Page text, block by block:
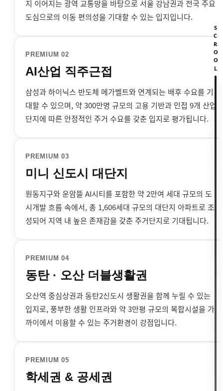
지 이어지는 광역 교통망을 바탕으로 서울 강남권과 전국 주요
도심으로의 이동 편의성을 기대할 수 있는 입지입니다.
PREMIUM 02
AI산업 직주근접
삼성과 하이닉스 반도체 메가벨트와 연계되는 배후 수요를 기
대할 수 있으며, 약 300만명 규모의 고용 기반과 인접 9개 산업
단지에 따른 안정적인 주거 수요를 갖춘 입지로 평가됩니다.
PREMIUM 03
미니 신도시 대단지
원동지구와 운암뜰 AI시티를 포함한 약 2만여 세대 규모의 도
시개발 흐름 속에서, 총 1,606세대 규모의 대단지 아파트로 조
성되어 지역 내 높은 존재감을 갖춘 주거단지로 기대됩니다.
PREMIUM 04
동탄 · 오산 더블생활권
오산역 중심상권과 동탄2신도시 생활권을 함께 누릴 수 있는
입지로, 풍부한 생활 인프라와 약 3만평 규모의 복합시설을 가
까이에서 이용할 수 있는 주거환경이 강점입니다.
PREMIUM 05
학세권 & 공세권
SCROOL